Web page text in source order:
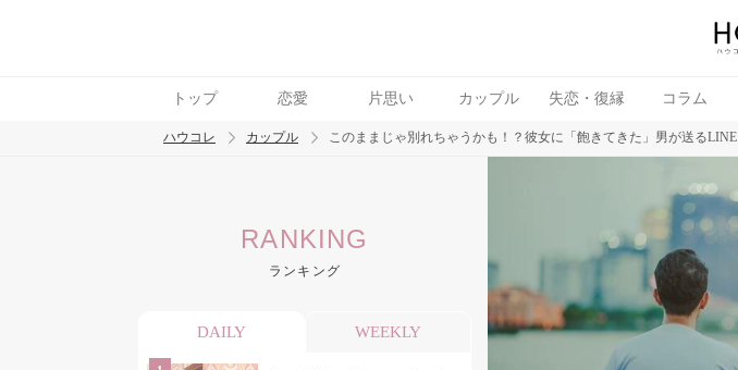
トップ 恋愛 片思い カップル 失恋・復縁 コラム
トレンド ワード
長続き
ハウコレ カップル このままじゃ別れちゃうかも！？彼女に「飽きてきた」男が送るLINE
RANKING
ランキング
DAILY WEEKLY